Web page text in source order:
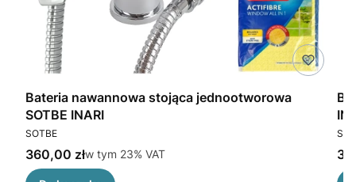
Bateria nawannowa stojąca jednootworowa
SOTBE INARI
PRODUCENT
SOTBE
Cena brutto
360,00 złw tym %s VAT
w tym 23% VAT